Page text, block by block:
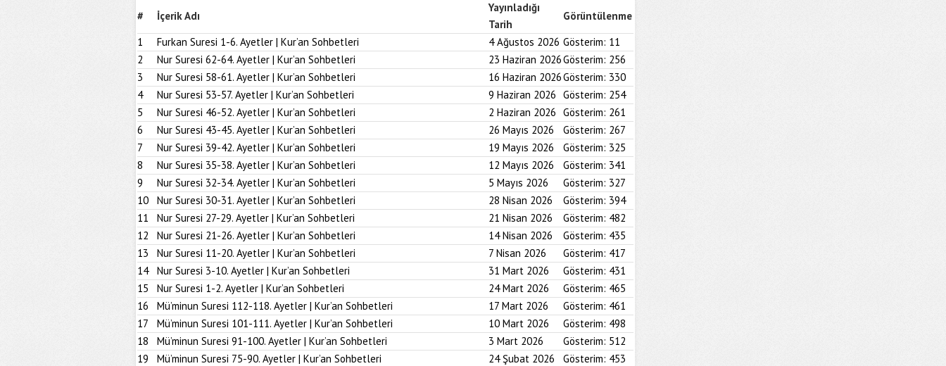
# İçerik Adı
Yayınladığı
Tarih
Görüntülenme
1
Furkan Suresi 1-6. Ayetler | Kur’an Sohbetleri 4 Ağustos 2026 Gösterim: 11
2
Nur Suresi 62-64. Ayetler | Kur’an Sohbetleri 23 Haziran 2026Gösterim: 256
3
Nur Suresi 58-61. Ayetler | Kur’an Sohbetleri 16 Haziran 2026Gösterim: 330
4
Nur Suresi 53-57. Ayetler | Kur’an Sohbetleri 9 Haziran 2026 Gösterim: 254
5
Nur Suresi 46-52. Ayetler | Kur’an Sohbetleri 2 Haziran 2026 Gösterim: 261
6
Nur Suresi 43-45. Ayetler | Kur’an Sohbetleri 26 Mayıs 2026 Gösterim: 267
7
Nur Suresi 39-42. Ayetler | Kur’an Sohbetleri 19 Mayıs 2026 Gösterim: 325
8
Nur Suresi 35-38. Ayetler | Kur’an Sohbetleri 12 Mayıs 2026 Gösterim: 341
9
Nur Suresi 32-34. Ayetler | Kur’an Sohbetleri 5 Mayıs 2026 Gösterim: 327
10
Nur Suresi 30-31. Ayetler | Kur’an Sohbetleri 28 Nisan 2026 Gösterim: 394
11
Nur Suresi 27-29. Ayetler | Kur’an Sohbetleri 21 Nisan 2026 Gösterim: 482
12
Nur Suresi 21-26. Ayetler | Kur’an Sohbetleri 14 Nisan 2026 Gösterim: 435
13
Nur Suresi 11-20. Ayetler | Kur’an Sohbetleri 7 Nisan 2026 Gösterim: 417
14
Nur Suresi 3-10. Ayetler | Kur’an Sohbetleri 31 Mart 2026 Gösterim: 431
15
Nur Suresi 1-2. Ayetler | Kur’an Sohbetleri 24 Mart 2026 Gösterim: 465
16
Mü’minun Suresi 112-118. Ayetler | Kur’an Sohbetleri 17 Mart 2026 Gösterim: 461
17
Mü’minun Suresi 101-111. Ayetler | Kur’an Sohbetleri 10 Mart 2026 Gösterim: 498
18
Mü’minun Suresi 91-100. Ayetler | Kur’an Sohbetleri 3 Mart 2026 Gösterim: 512
19
Mü’minun Suresi 75-90. Ayetler | Kur’an Sohbetleri 24 Şubat 2026 Gösterim: 453